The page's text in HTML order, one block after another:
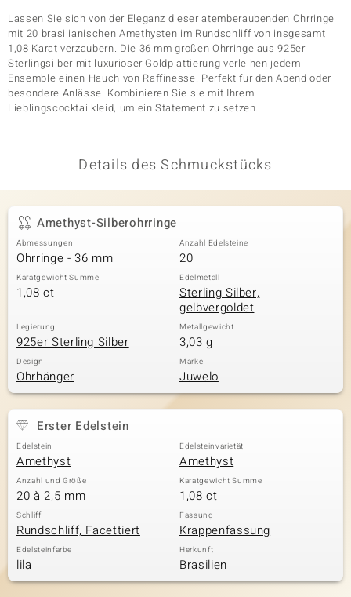
Lassen Sie sich von der Eleganz dieser atemberaubenden Ohrringe
mit 20 brasilianischen Amethysten im Rundschliff von insgesamt
1,08 Karat verzaubern. Die 36 mm großen Ohrringe aus 925er
Sterlingsilber mit luxuriöser Goldplattierung verleihen jedem
Ensemble einen Hauch von Raffinesse. Perfekt für den Abend oder
besondere Anlässe. Kombinieren Sie sie mit Ihrem
Lieblingscocktailkleid, um ein Statement zu setzen.
Details des Schmuckstücks
Amethyst-Silberohrringe
Abmessungen
Ohrringe - 36 mm
Anzahl Edelsteine
20
Karatgewicht Summe
1,08 ct
Edelmetall
Sterling Silber,
gelbvergoldet
Legierung
925er Sterling Silber
Metallgewicht
3,03 g
Design
Ohrhänger
Marke
Juwelo
Erster Edelstein
Edelstein
Amethyst
Edelsteinvarietät
Amethyst
Anzahl und Größe
20 à 2,5 mm
Karatgewicht Summe
1,08 ct
Schliff
Rundschliff, Facettiert
Fassung
Krappenfassung
Edelsteinfarbe
lila
Herkunft
Brasilien